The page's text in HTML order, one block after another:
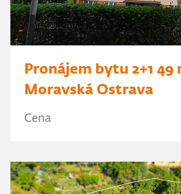
Pronájem bytu 2+1 49
Moravská Ostrava
Cena